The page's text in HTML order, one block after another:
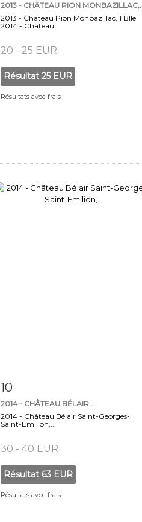
2013 - CHÂTEAU PION
2013 - Château Pion Monbazillac, 1 Blle
2014 - Château...
20 - 25 EUR
Résultat 25 EUR
Résultats avec frais
Fiche détaillée
10
2014 - CHÂTEAU BÉLAIR...
2014 - Château Bélair Saint-Georges-
Saint-Emilion,...
30 - 40 EUR
Résultat 63 EUR
Résultats avec frais